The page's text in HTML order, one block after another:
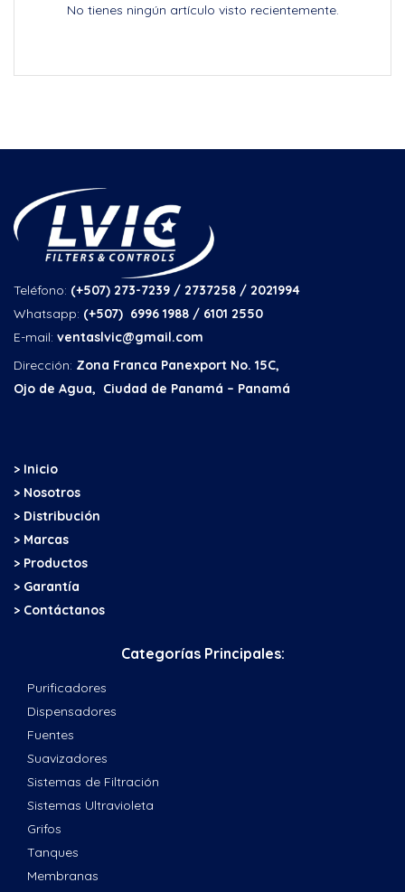
No tienes ningún artículo visto recientemente.
Teléfono: (+507) 273-7239 / 2737258 / 2021994
Whatsapp: (+507) 6996 1988 / 6101 2550
E-mail: ventaslvic@gmail.com
Dirección: Zona Franca Panexport No. 15C,
Ojo de Agua, Ciudad de Panamá – Panamá
> Inicio
> Nosotros
> Distribución
> Marcas
> Productos
> Garantía
> Contáctanos
Categorías Principales:
Purificadores
Dispensadores
Fuentes
Suavizadores
Sistemas de Filtración
Sistemas Ultravioleta
Grifos
Tanques
Membranas